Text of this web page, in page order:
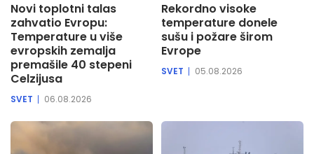
Novi toplotni talas
zahvatio Evropu:
Temperature u više
evropskih zemalja
premašile 40 stepeni
Celzijusa
SVET 06.08.2026
Rekordno visoke
temperature donele
sušu i požare širom
Evrope
SVET 05.08.2026